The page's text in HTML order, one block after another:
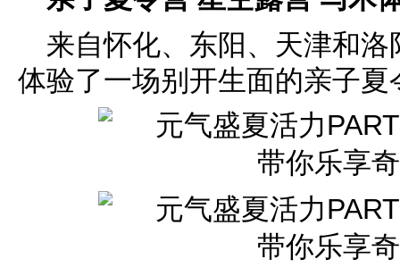
来自怀化、东阳、天津和
体验了一场别开生面的亲子